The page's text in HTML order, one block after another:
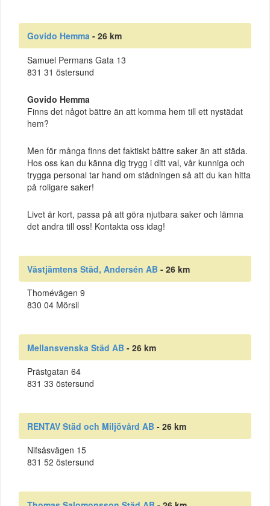
Govido Hemma - 26 km
Samuel Permans Gata 13
831 31 östersund
Govido Hemma
Finns det något bättre än att komma hem till ett nystädat
hem?
Men för många finns det faktiskt bättre saker än att städa.
Hos oss kan du känna dig trygg i ditt val, vår kunniga och
trygga personal tar hand om städningen så att du kan hitta
på roligare saker!
Livet är kort, passa på att göra njutbara saker och lämna
det andra till oss! Kontakta oss idag!
Västjämtens Städ, Andersén AB - 26 km
Thomévägen 9
830 04 Mörsil
Mellansvenska Städ AB - 26 km
Prästgatan 64
831 33 östersund
RENTAV Städ och Miljövård AB - 26 km
Nifsåsvägen 15
831 52 östersund